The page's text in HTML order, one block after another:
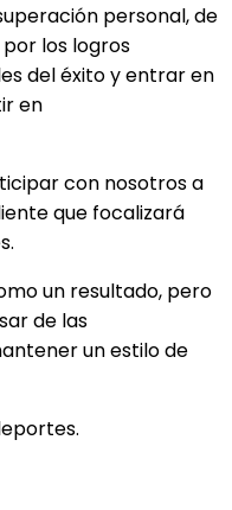
personal, de
los logros
del éxito y entrar en
en
con nosotros a
que focalizará
un resultado, pero
de las
un estilo de